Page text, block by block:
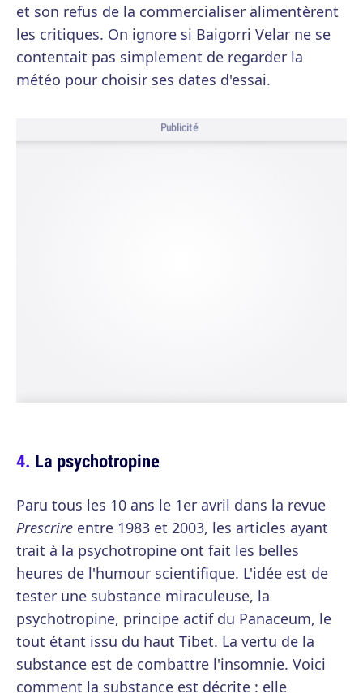
et son refus de la commercialiser alimentèrent
les critiques. On ignore si Baigorri Velar ne se
contentait pas simplement de regarder la
météo pour choisir ses dates d'essai.
Publicité
La psychotropine
Paru tous les 10 ans le 1er avril dans la revue
Prescrire entre 1983 et 2003, les articles ayant
trait à la psychotropine ont fait les belles
heures de l'humour scientifique. L'idée est de
tester une substance miraculeuse, la
psychotropine, principe actif du Panaceum, le
tout étant issu du haut Tibet. La vertu de la
substance est de combattre l'insomnie. Voici
comment la substance est décrite : elle